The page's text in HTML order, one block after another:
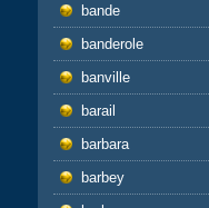
bande
banderole
banville
barail
barbara
barbey